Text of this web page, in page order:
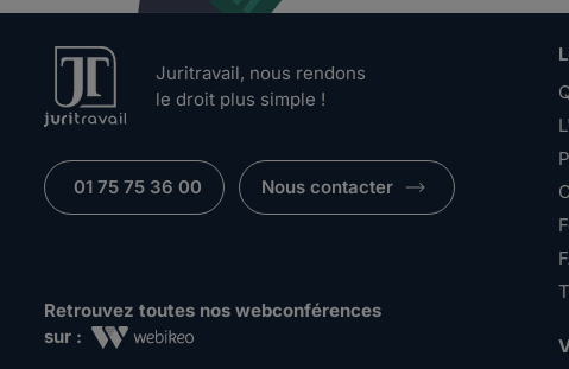
Juritravail, nous rendons
le droit plus simple !
01 75 75 36 00 Nous contacter
Retrouvez toutes nos webconférences
sur :